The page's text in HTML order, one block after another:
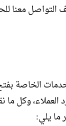
التواصل معنا
الخاصة
وكل ما
ما يلي: